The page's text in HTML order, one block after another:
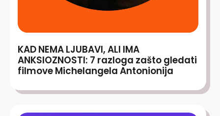
KAD NEMA LJUBAVI, ALI IMA
ANKSIOZNOSTI: 7 razloga zašto gledati
filmove Michelangela Antonionija